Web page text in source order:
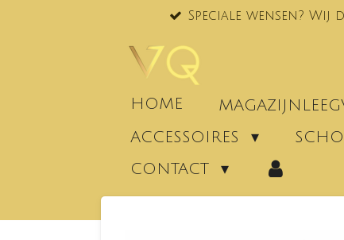
Speciale wensen? Wij
HOME
ACCESSOIRES
CONTACT